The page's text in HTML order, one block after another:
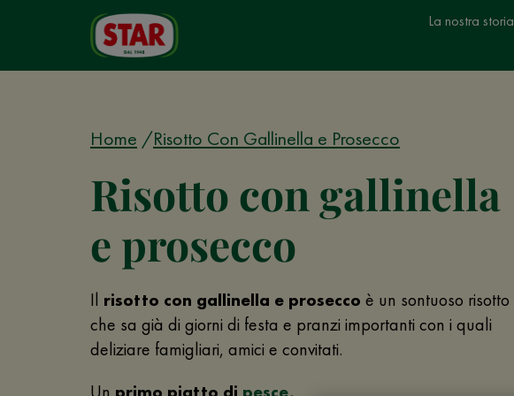
La nostra storia
Home Risotto Con Gallinella e Prosecco
Risotto con gallinella
e prosecco
Il risotto con gallinella e prosecco è un sontuoso risotto
che sa già di giorni di festa e pranzi importanti con i quali
deliziare famigliari, amici e convitati.